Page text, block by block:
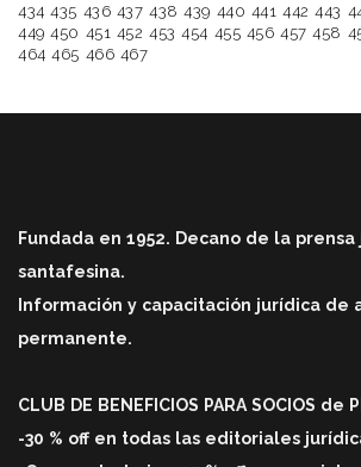
434 435 436 437 438 439 440 441 442 443
449 450 451 452 453 454 455 456 457 458
464 465 466 467
Fundada en 1952. Decano de la
santafesina.
Información y capacitación jurídica de
permanente.
CLUB DE BENEFICIOS PARA SOCIOS de
-30 % off en todas las editoriales